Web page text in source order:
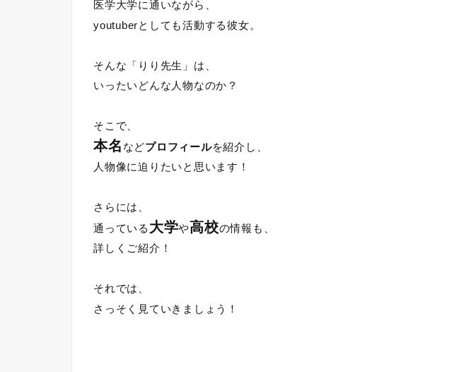
医学大学に通いながら、
youtuberとしても活動する彼女。
そんな「りり先生」は、
いったいどんな人物なのか？
そこで、
本名 などプロフィールを紹介し、
人物像に迫りたいと思います！
さらには、
通っている 大学や高校の情報も、
詳しくご紹介！
それでは、
さっそく見ていきましょう！